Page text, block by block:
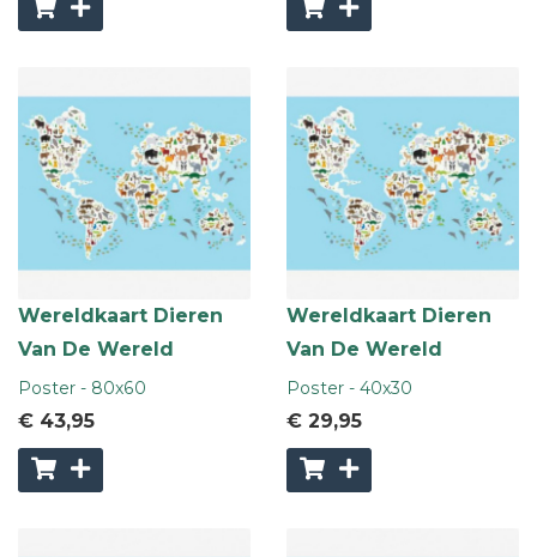
Wereldkaart Dieren
Van De Wereld
Poster - 80x60
€ 43,95
Wereldkaart Dieren
Van De Wereld
Poster - 40x30
€ 29,95